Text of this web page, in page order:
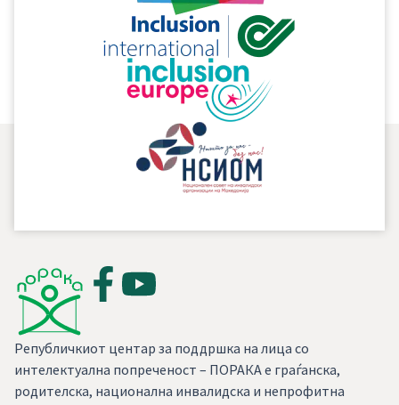
Материјалите се на достапни на англиски, германски,
француски, унгарски, македонски и турски јазик.
Републичкиот центар за поддршка на лица со
интелектуална попреченост – ПОРАКА е граѓанска,
родителска, национална инвалидска и непрофитна